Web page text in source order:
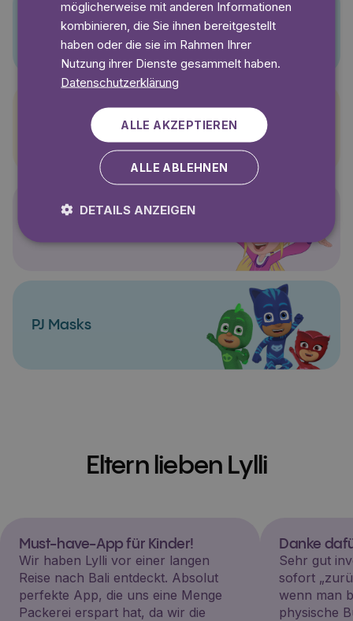
Pettersson und Findus
PJ Masks
Eltern lieben Lylli
Must-have-App für Kinder!
Wir haben Lylli vor einer langen
Reise nach Bali entdeckt. Absolut
perfekte App, die uns eine Menge
Packerei erspart hat, da wir die
Danke
Sehr gut
sofort
wenn man
physische
möglicherweise mit anderen Informationen
kombinieren, die Sie ihnen bereitgestellt
haben oder die sie im Rahmen Ihrer
Nutzung ihrer Dienste gesammelt haben.
Datenschutzerklärung
ALLE AKZEPTIEREN
ALLE ABLEHNEN
DETAILS ANZEIGEN